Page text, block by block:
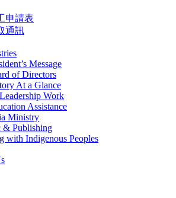
申請表
通訊
Message
of Directors
At a Glance
Work
Assistance
Ministry
& Publishing
with Indigenous Peoples